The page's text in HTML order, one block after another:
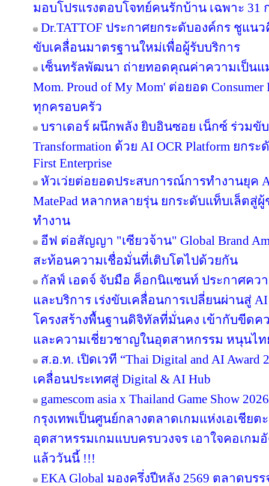
มอบโปรแรงตอบโจทย์คนรักบ้าน เฉพาะ 31
Dr.TATTOF ประกาศยกระดับองค์กร ชูแน
ขับเคลื่อนมาตรฐานใหม่เพื่อผู้รับบริการ
เซ็นทรัลพัฒนา ถ่ายทอดคุณค่าความเป็นแม่
Mom. Proud of My Mom' ต่อยอด Consumer
ทุกครอบครัว
บราเดอร์ ผนึกพลัง ยิบอินซอย เน็กซ์ ร่วมขับ
Transformation ด้วย AI OCR Platform ยก
First Enterprise
หัวเว่ยต่อยอดประสบการณ์การทำงานยุค
MatePad หลากหลายรุ่น ยกระดับแท็บเล็ตสู่
ทำงาน
อีฟ ต่อสัญญา "เซียวจ้าน" Global Brand
สะท้อนความเชื่อมั่นที่เติบโตไปด้วยกัน
กัลฟ์ เอดจ์ จับมือ ค็อกนิแซนท์ ประกาศคว
และบริการ เร่งขับเคลื่อนการเปลี่ยนผ่านสู่
โครงสร้างพื้นฐานดิจิทัลที่มั่นคง เข้ากับขีดค
และความเชี่ยวชาญในอุตสาหกรรม หนุนไท
ส.อ.ท. เปิดเวที “Thai Digital and AI
เคลื่อนประเทศสู่ Digital & AI Hub
gamescom asia x Thailand Game Show
กรุงเทพเป็นศูนย์กลางตลาดเกมแห่งเอเชีย
อุตสาหรรมเกมแบบครบวงจร เอาใจคอเก
แล้ววันนี้ !!!
EKA Global มองครึ่งปีหลัง 2569 ตลาดบ